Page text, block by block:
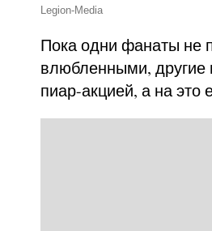
Legion-Media
Пока одни фанаты не
влюбленными,
пиар-акцией, а на это